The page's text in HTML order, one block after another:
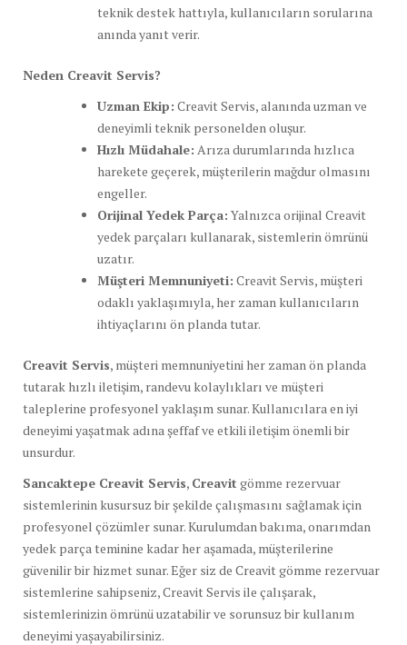
teknik destek hattıyla, kullanıcıların sorularına
anında yanıt verir.
Neden Creavit Servis?
Uzman Ekip: Creavit Servis, alanında uzman ve
deneyimli teknik personelden oluşur.
Hızlı Müdahale: Arıza durumlarında hızlıca
harekete geçerek, müşterilerin mağdur olmasını
engeller.
Orijinal Yedek Parça: Yalnızca orijinal Creavit
yedek parçaları kullanarak, sistemlerin ömrünü
uzatır.
Müşteri Memnuniyeti: Creavit Servis, müşteri
odaklı yaklaşımıyla, her zaman kullanıcıların
ihtiyaçlarını ön planda tutar.
Creavit Servis, müşteri memnuniyetini her zaman ön planda
tutarak hızlı iletişim, randevu kolaylıkları ve müşteri
taleplerine profesyonel yaklaşım sunar. Kullanıcılara en iyi
deneyimi yaşatmak adına şeffaf ve etkili iletişim önemli bir
unsurdur.
Sancaktepe Creavit Servis, Creavit gömme rezervuar
sistemlerinin kusursuz bir şekilde çalışmasını sağlamak için
profesyonel çözümler sunar. Kurulumdan bakıma, onarımdan
yedek parça teminine kadar her aşamada, müşterilerine
güvenilir bir hizmet sunar. Eğer siz de Creavit gömme rezervuar
sistemlerine sahipseniz, Creavit Servis ile çalışarak,
sistemlerinizin ömrünü uzatabilir ve sorunsuz bir kullanım
deneyimi yaşayabilirsiniz.